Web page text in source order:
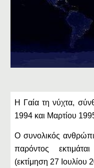
Η Γαία τη νύχτα,
1994 και Μαρτίου
Ο συνολικός
παρόντος
(εκτίμηση 27 Ιουλίου